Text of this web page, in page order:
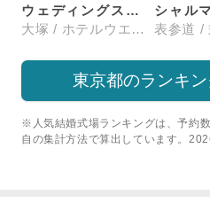
ウェディングスホテル・ベルクラシック東京
大塚 / ホテルウエディング
東京都のランキ
※人気結婚式場ランキングは、予約
自の集計方法で算出しています。